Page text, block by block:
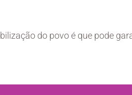
do povo é que pode